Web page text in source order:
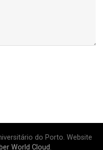
do Porto. Website
World Cloud.